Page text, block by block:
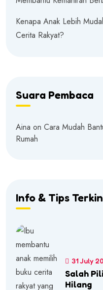
Kenapa Anak Lebih
Cerita Rakyat?
Suara Pembaca
Aina on Cara Mudah
Rumah
Info & Tips
31 July
Salah
Hilang